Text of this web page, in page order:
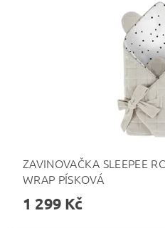
ZAVINOVAČKA SLEEPEE
WRAP PÍSKOVÁ
1 299 Kč